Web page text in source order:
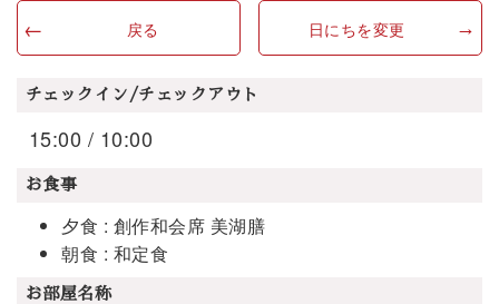
戻る 日にちを変更
チェックイン/チェックアウト
15:00 / 10:00
お食事
夕食 : 創作和会席 美湖膳
朝食 : 和定食
お部屋名称